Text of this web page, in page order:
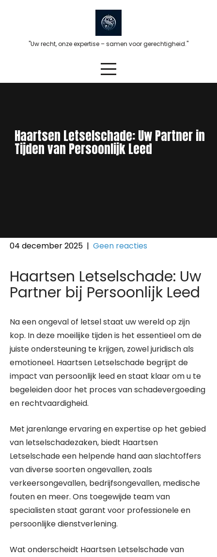
"Uw recht, onze expertise – samen voor gerechtigheid."
Haartsen Letselschade: Uw Partner in
Tijden van Persoonlijk Leed
04 december 2025 | Geen reacties
Haartsen Letselschade: Uw
Partner bij Persoonlijk Leed
Na een ongeval of letsel staat uw wereld op zijn
kop. In deze moeilijke tijden is het essentieel om de
juiste ondersteuning te krijgen, zowel juridisch als
emotioneel. Haartsen Letselschade begrijpt de
impact van persoonlijk leed en staat klaar om u te
begeleiden door het proces van schadevergoeding
en rechtvaardigheid.
Met jarenlange ervaring en expertise op het gebied
van letselschadezaken, biedt Haartsen
Letselschade een helpende hand aan slachtoffers
van diverse soorten ongevallen, zoals
verkeersongevallen, bedrijfsongevallen, medische
fouten en meer. Ons toegewijde team van
specialisten staat garant voor professionele en
persoonlijke dienstverlening.
Wat onderscheidt Haartsen Letselschade van